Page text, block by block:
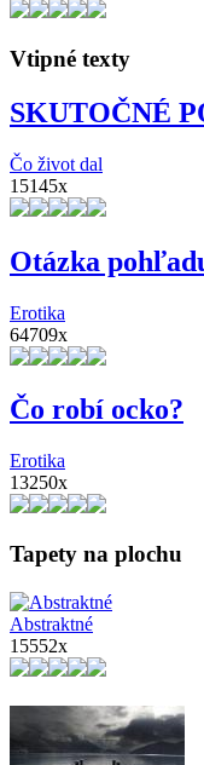
Vtipné texty
SKUTOČNÉ
Čo život dal
15145x
Otázka
Erotika
64709x
Čo robí ocko?
Erotika
13250x
Tapety na plochu
Abstraktné
15552x